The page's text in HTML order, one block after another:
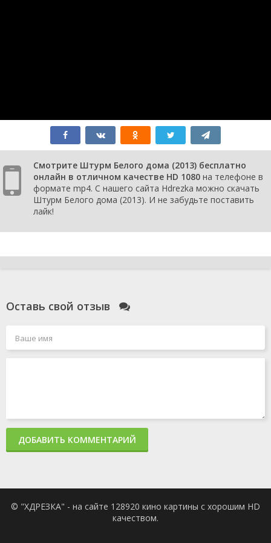
Смотрите Штурм Белого дома (2013) бесплатно
онлайн в отличном качестве HD 1080 на телефоне в
формате mp4. С нашего сайта Hdrezka можно скачать
Штурм Белого дома (2013). И не забудьте поставить
лайк!
Оставь свой отзыв
ДОБАВИТЬ КОММЕНТАРИЙ
© "ХДРЕЗКА" - на сайте 128920 кино картины с хорошим HD
качеством.